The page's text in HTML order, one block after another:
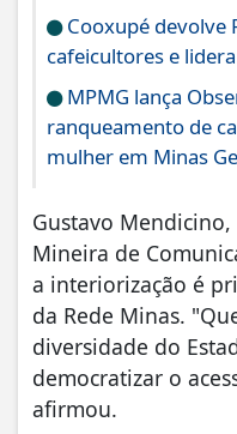
Cooxupé devolve
cafeicultores e
MPMG lança
ranqueamento de
mulher em Minas
​Gustavo
Mineira de
a interiorização é
da Rede Minas.
diversidade do
democratizar o
afirmou.